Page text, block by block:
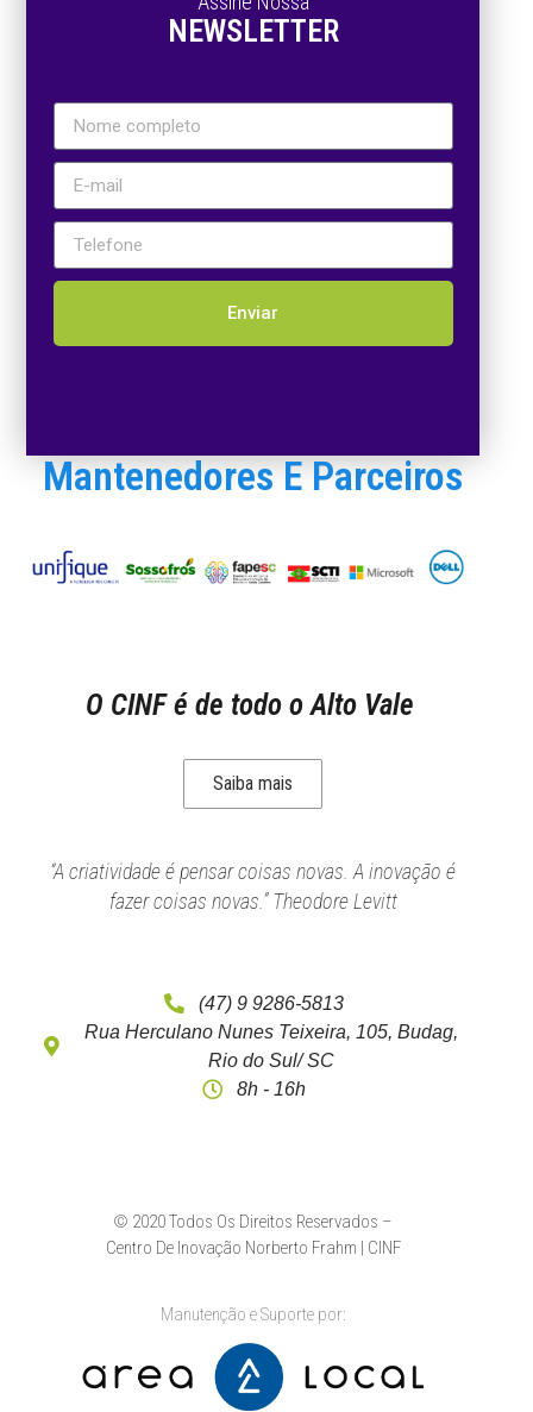
NEWSLETTER
Enviar
Mantenedores E Parceiros
O CINF é de todo o Alto Vale
Saiba mais
“A criatividade é pensar coisas novas. A inovação é
fazer coisas novas.” Theodore Levitt
(47) 9 9286-5813
Rua Herculano Nunes Teixeira, 105, Budag,
Rio do Sul/ SC
8h - 16h
© 2020 Todos Os Direitos Reservados –
Centro De Inovação Norberto Frahm | CINF
Manutenção e Suporte por: